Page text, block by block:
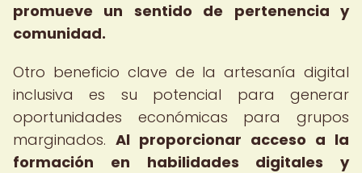
promueve un sentido de pertenencia y
comunidad.
Otro beneficio clave de la artesanía digital
inclusiva es su potencial para generar
oportunidades económicas para grupos
marginados. Al proporcionar acceso a la
formación en habilidades digitales y